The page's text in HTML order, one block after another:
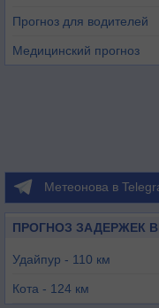
Прогноз для водителей
Медицинский прогноз
Метеонова в
ПРОГНОЗ ЗАДЕРЖЕК
Удайпур - 110 км
Кота - 124 км